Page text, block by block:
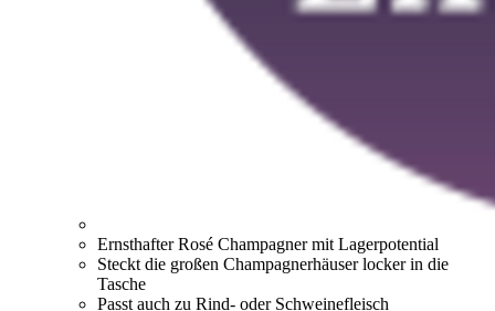
Ernsthafter Rosé Champagner mit Lagerpotential
Steckt die großen Champagnerhäuser locker in die
Tasche
Passt auch zu Rind- oder Schweinefleisch